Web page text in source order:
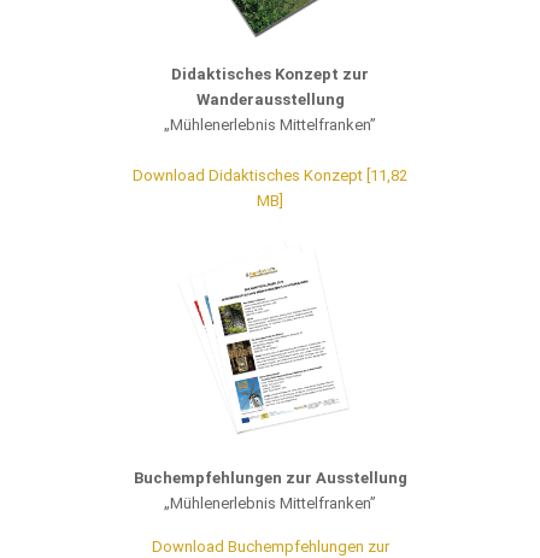
Didaktisches Konzept zur
Wanderausstellung
„Mühlenerlebnis Mittelfranken”
Download Didaktisches Konzept [11,82
MB]
Buchempfehlungen zur Ausstellung
„Mühlenerlebnis Mittelfranken”
Download Buchempfehlungen zur